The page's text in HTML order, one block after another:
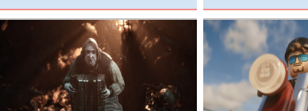
молчаливую дружбу ожившего
маяка и морской птицы
CD Projekt Red
фанатов